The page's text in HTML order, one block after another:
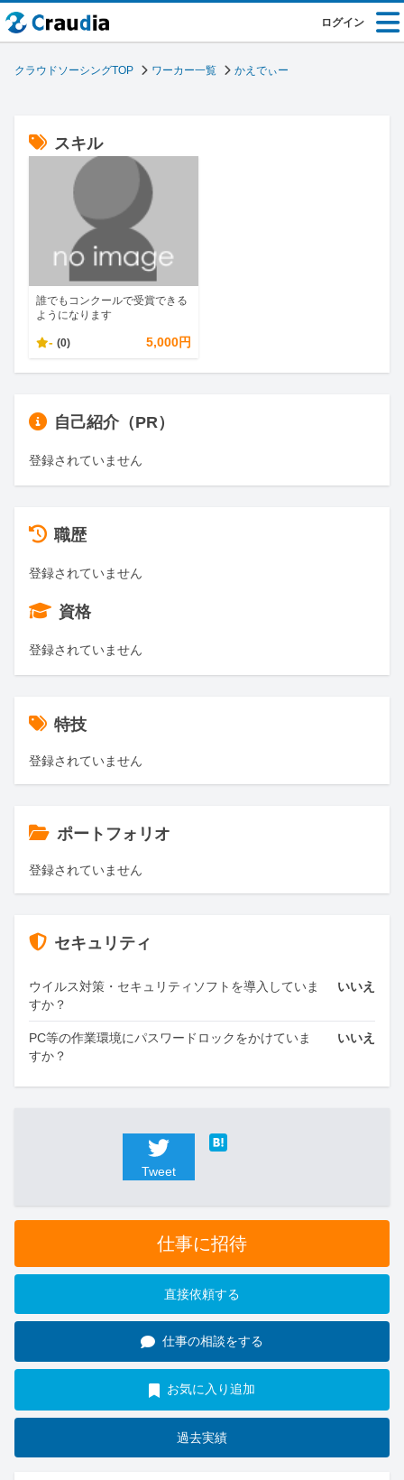
ログイン
クラウドソーシングTOP ワーカー一覧 かえでぃー
スキル
誰でもコンクールで受賞できる
ようになります
- (0) 5,000円
自己紹介（PR）
登録されていません
職歴
登録されていません
資格
登録されていません
特技
登録されていません
ポートフォリオ
登録されていません
セキュリティ
ウイルス対策・セキュリティソフトを導入していま
すか？
いいえ
PC等の作業環境にパスワードロックをかけていま
すか？
いいえ
Tweet
仕事に招待
直接依頼する
仕事の相談をする
お気に入り追加
過去実績